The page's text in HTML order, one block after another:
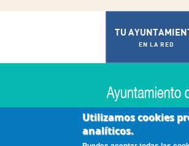
TU
EN LA RED
Accesibilidad
Utilizamos cookies
analíticos.